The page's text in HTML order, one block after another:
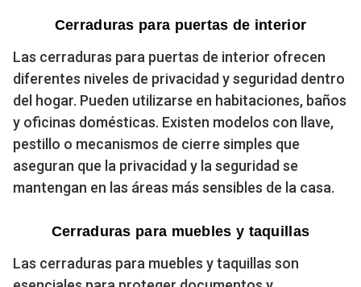
Cerraduras para puertas de interior
Las cerraduras para puertas de interior ofrecen
diferentes niveles de privacidad y seguridad dentro
del hogar. Pueden utilizarse en habitaciones, baños
y oficinas domésticas. Existen modelos con llave,
pestillo o mecanismos de cierre simples que
aseguran que la privacidad y la seguridad se
mantengan en las áreas más sensibles de la casa.
Cerraduras para muebles y taquillas
Las cerraduras para muebles y taquillas son